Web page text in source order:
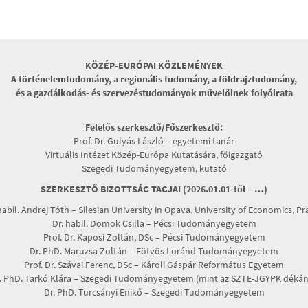
KÖZÉP-EURÓPAI KÖZLEMÉNYEK
A történelemtudomány, a regionális tudomány, a földrajztudomány,
és a gazdálkodás- és szervezéstudományok művelőinek folyóirata
Felelős szerkesztő/Főszerkesztő:
Prof. Dr. Gulyás László – egyetemi tanár
Virtuális Intézet Közép-Európa Kutatására, főigazgató
Szegedi Tudományegyetem, kutató
SZERKESZTŐ BIZOTTSÁG TAGJAI (2026.01.01-től – …)
Andrej Tóth – Silesian University in Opava, University of Economics,
Dr. habil. Dömök Csilla – Pécsi Tudományegyetem
Prof. Dr. Kaposi Zoltán, DSc – Pécsi Tudományegyetem
Dr. PhD. Maruzsa Zoltán – Eötvös Loránd Tudományegyetem
Prof. Dr. Szávai Ferenc, DSc – Károli Gáspár Református Egyetem
PhD. Tarkó Klára – Szegedi Tudományegyetem (mint az SZTE-JGYPK
Dr. PhD. Turcsányi Enikő – Szegedi Tudományegyetem